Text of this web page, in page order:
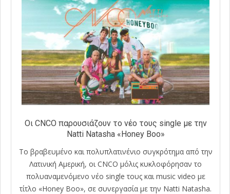
Οι CNCO παρουσιάζουν το νέο τους single με την
Natti Natasha «Honey Boo»
Το βραβευμένο και πολυπλατινένιο συγκρότημα από την
Λατινική Αμερική, οι CNCO μόλις κυκλοφόρησαν το
πολυαναμενόμενο νέο single τους και music video με
τίτλο «Honey Boo», σε συνεργασία με την Natti Natasha.